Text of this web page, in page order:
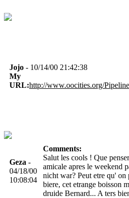
Jojo - 10/14/00 21:42:38
My
URL:http://www.oocities.org/
Geza -
04/18/00
10:08:04
Comments:
Salut les cools ! Que
amicale apres le weekend
nicht war? Peut etre qu'
biere, cet etrange boisson
druide Bernard... A ters